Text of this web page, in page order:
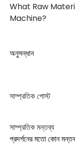
What Raw
Machine?
অনুসন্ধান
সাম্প্রতিক পোস্ট
সাম্প্রতিক মন্তব্য
প্রদর্শনের মতো কোন